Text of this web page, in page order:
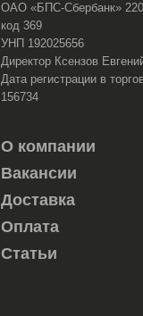
ОАО «БПС-Сбербанк»
код 369
УНП 192025656
Директор Ксензов
Дата регистрации в
156734
О компании
Вакансии
Доставка
Оплата
Статьи